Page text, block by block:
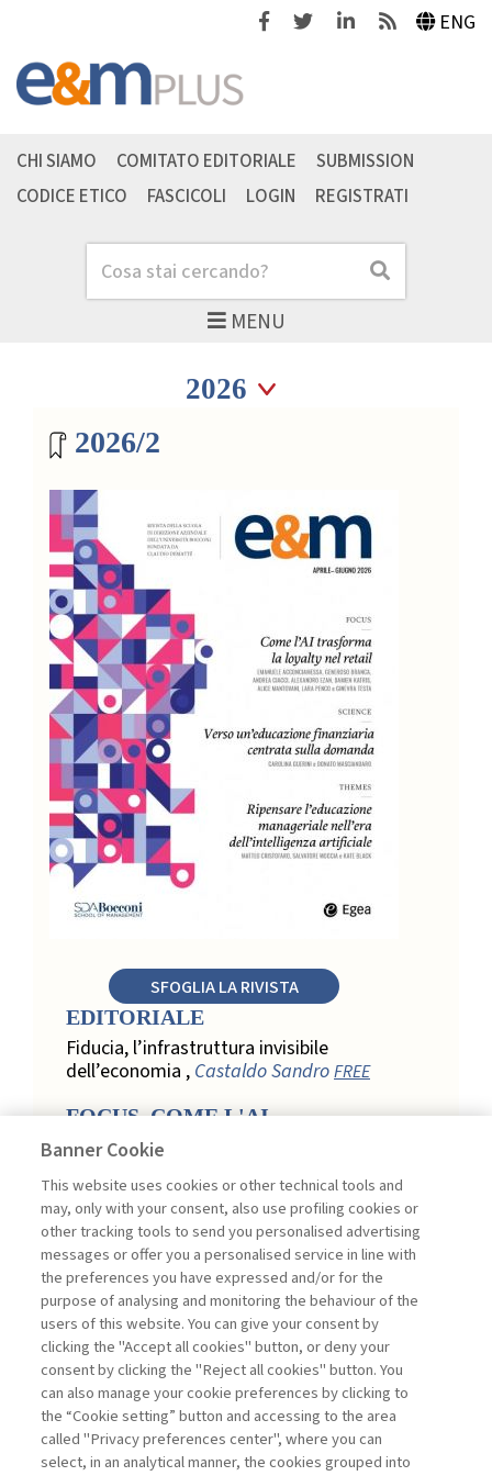
FacebookTwitterLinkedinFeeds ENG
MENU
Cerca Cerca
CHI SIAMO COMITATO EDITORIALE
SUBMISSION
CODICE ETICO
FASCICOLI LOGIN REGISTRATI
Archivio riviste
Seleziona annoSeleziona anno
2026/2
SFOGLIA LA RIVISTA
EDITORIALE
Fiducia, l’infrastruttura invisibile
dell’economia , Castaldo SandroFREE
FOCUS. COME L'AI
TRASFORMA LA LOYALTY
Relazione, personalizzazione e
misurazione: come l’AI trasforma la
loyalty nel retail ,Acconciamessa
Emanuele
Evidenze da uno studio qualitativo nel
retail: loyalty e fiducia nella
trasformazione digitale ,Penco Lara,
Testa Ginevra
Touchpoint ed enabler nella loyalty
digitale: un modello per progettare la
relazione con il cliente ,Ciacci Andrea,
Banner Cookie
This website uses cookies or other technical tools and
may, only with your consent, also use profiling cookies or
other tracking tools to send you personalised advertising
messages or offer you a personalised service in line with
the preferences you have expressed and/or for the
purpose of analysing and monitoring the behaviour of the
users of this website. You can give your consent by
clicking the "Accept all cookies" button, or deny your
consent by clicking the "Reject all cookies" button. You
can also manage your cookie preferences by clicking to
the “Cookie setting” button and accessing to the area
called "Privacy preferences center", where you can
select, in an analytical manner, the cookies grouped into